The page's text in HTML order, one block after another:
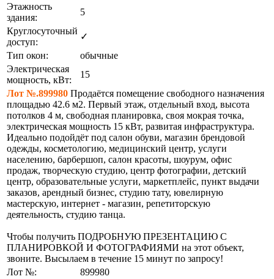
Этажность
здания:
5
Круглосуточный
доступ:
✓
Тип окон:
обычные
Электрическая
мощность, кВт:
15
Лот №.899980 Продаётся помещение свободного назначения
площадью 42.6 м2. Первый этаж, отдельный вход, высота
потолков 4 м, свободная планировка, своя мокрая точка,
электрическая мощность 15 кВт, развитая инфраструктура.
Идеально подойдёт под салон обуви, магазин брендовой
одежды, косметологию, медицинский центр, услуги
населению, барбершоп, салон красоты, шоурум, офис
продаж, творческую студию, центр фотографии, детский
центр, образовательные услуги, маркетплейс, пункт выдачи
заказов, арендный бизнес, студию тату, ювелирную
мастерскую, интернет - магазин, репетиторскую
деятельность, студию танца.
Чтобы получить ПОДРОБНУЮ ПРЕЗЕНТАЦИЮ С
ПЛАНИРОВКОЙ И ФОТОГРАФИЯМИ на этот объект,
звоните. Высылаем в течение 15 минут по запросу!
Лот №:
899980